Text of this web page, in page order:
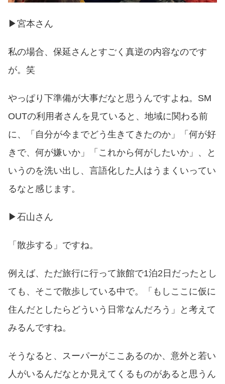
▶︎宮本さん
私の場合、保延さんとすごく真逆の内容なのです
が。笑
やっぱり下準備が大事だなと思うんですよね。SM
OUTの利用者さんを見ていると、地域に関わる前
に、「自分が今までどう生きてきたのか」「何が好
きで、何が嫌いか」「これから何がしたいか」、と
いうのを洗い出し、言語化した人はうまくいってい
るなと感じます。
▶︎石山さん
「散歩する」ですね。
例えば、ただ旅行に行って旅館で1泊2日だったとし
ても、そこで散歩している中で。「もしここに仮に
住んだとしたらどういう日常なんだろう」と考えて
みるんですね。
そうなると、スーパーがここあるのか、意外と若い
人がいるんだなとか見えてくるものがあると思うん